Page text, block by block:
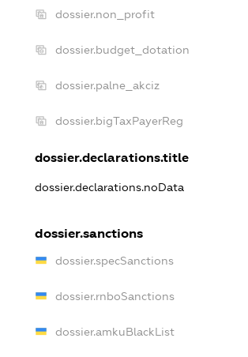
dossier.non_profit
dossier.budget_dotation
dossier.palne_akciz
dossier.bigTaxPayerReg
dossier.declarations.title
dossier.declarations.noData
dossier.sanctions
dossier.specSanctions
dossier.rnboSanctions
dossier.amkuBlackList